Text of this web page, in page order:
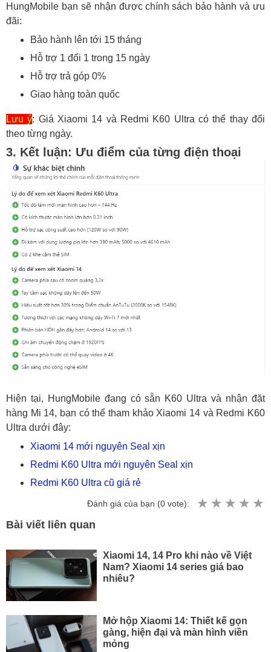
HungMobile bạn sẽ nhận được chính sách bảo hành và ưu
đãi:
Bảo hành lên tới 15 tháng
Hỗ trợ 1 đổi 1 trong 15 ngày
Hỗ trợ trả góp 0%
Giao hàng toàn quốc
Lưu ý: Giá Xiaomi 14 và Redmi K60 Ultra có thể thay đổi
theo từng ngày.
3. Kết luận: Ưu điểm của từng điện thoại
Hiện tại, HungMobile đang có sẵn K60 Ultra và nhận đặt
hàng Mi 14, bạn có thể tham khảo Xiaomi 14 và Redmi K60
Ultra dưới đây:
Xiaomi 14 mới nguyên Seal xịn
Redmi K60 Ultra mới nguyên Seal xịn
Redmi K60 Ultra cũ giá rẻ
Đánh giá của bạn (0 vote):
Bài viết liên quan
Xiaomi 14, 14 Pro khi nào về Việt
Nam? Xiaomi 14 series giá bao
nhiêu?
Mở hộp Xiaomi 14: Thiết kế gọn
gàng, hiện đại và màn hình viền
mỏng